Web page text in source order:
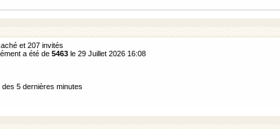
et 207 invités
a été de 5463 le 29 Juillet 2026 16:08
5 dernières minutes